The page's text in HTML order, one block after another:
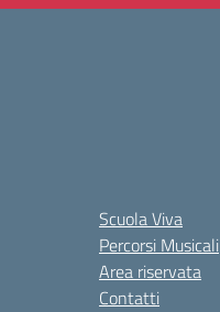
Scuola Viva
Percorsi Musicali
Area riservata
Contatti